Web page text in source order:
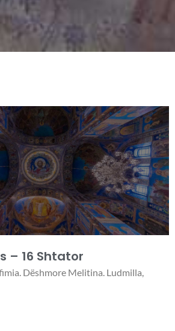
– 16 Shtator
Dëshmore Melitina. Ludmilla,